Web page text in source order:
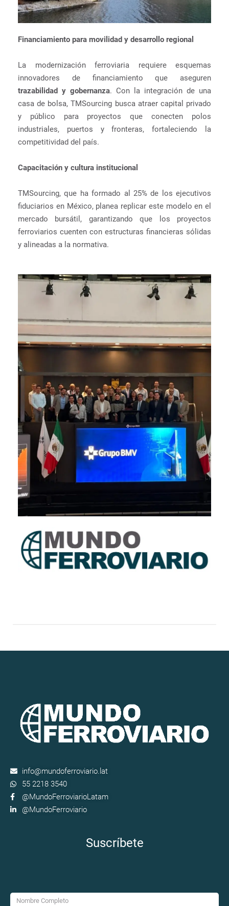
Financiamiento para movilidad y desarrollo regional
La modernización ferroviaria requiere esquemas
innovadores de financiamiento que aseguren
trazabilidad y gobernanza. Con la integración de una
casa de bolsa, TMSourcing busca atraer capital privado
y público para proyectos que conecten polos
industriales, puertos y fronteras, fortaleciendo la
competitividad del país.
Capacitación y cultura institucional
TMSourcing, que ha formado al 25% de los ejecutivos
fiduciarios en México, planea replicar este modelo en el
mercado bursátil, garantizando que los proyectos
ferroviarios cuenten con estructuras financieras sólidas
y alineadas a la normativa.
info@mundoferroviario.lat
55 2218 3540
@MundoFerroviarioLatam
@MundoFerroviario
Suscríbete